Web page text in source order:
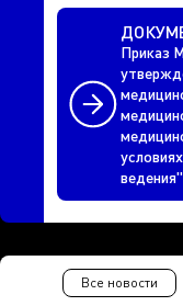
Приказ
ведения"
Все новости